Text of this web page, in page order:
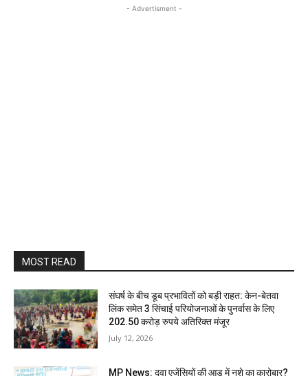
- Advertisment -
MOST READ
संघर्ष के बीच डूब प्रभावितों को बड़ी राहत: केन-बेतवा
लिंक समेत 3 सिंचाई परियोजनाओं के पुनर्वास के लिए
202.50 करोड़ रुपये अतिरिक्त मंजूर
July 12, 2026
MP News: दवा एजेंसियों की आड़ में नशे का कारोबार?